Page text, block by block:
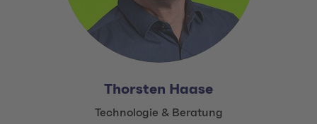
Thorsten Haase
Title:
Technologie & Beratung